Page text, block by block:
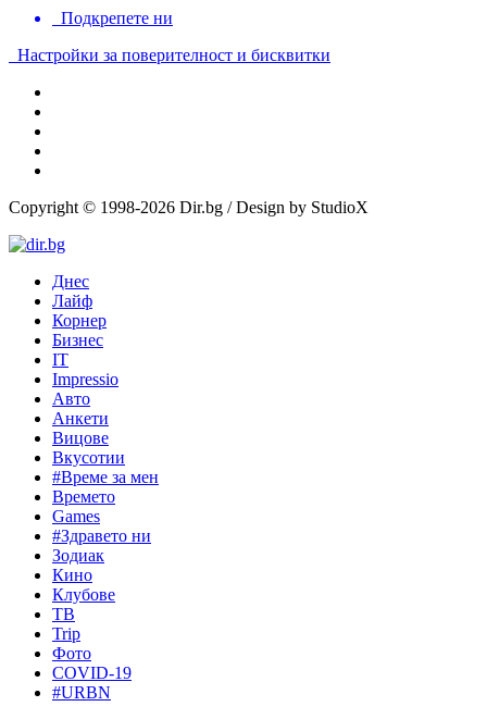
Подкрепете ни
Настройки за поверителност и бисквитки
Copyright © 1998-2026 Dir.bg / Design by StudioX
Днес
Лайф
Корнер
Бизнес
IT
Impressio
Авто
Анкети
Вицове
Вкусотии
#Време за мен
Времето
Games
#Здравето ни
Зодиак
Кино
Клубове
ТВ
Trip
Фото
COVID-19
#URBN